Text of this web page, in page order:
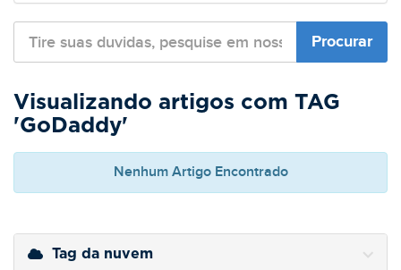
Visualizando artigos com TAG
'GoDaddy'
Nenhum Artigo Encontrado
Tag da nuvem